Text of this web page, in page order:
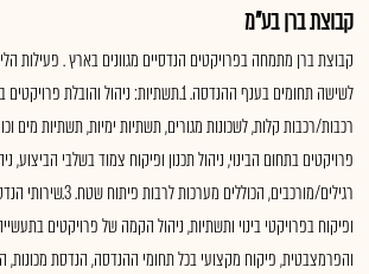
קבוצת ברן בע"מ
קבוצת ברן מתמחה בפרויקטים הנדסיים מגוונים בארץ . פעילות
לשישה תחומים בענף ההנדסה. 1.תשתיות: ניהול
פרויקטים בתחום הבינוי, ניהול תכנון ופיקוח צמוד בשלבי הביצוע,
רגילים/מורכבים, הכוללים
ופיקוח בפרויקטי בינוי ותשתיות, ניהול הקמה של פרויקטים
והפרמצבטית, פיקוח מקצועי בכל תחומי ההנדסה, הנדסת